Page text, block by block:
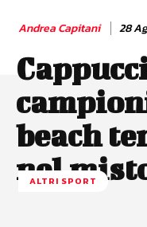
Andrea Capitani 28
beach
nel
ALTRI SPORT